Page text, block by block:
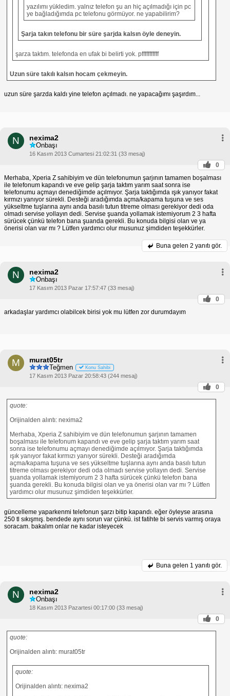
yazılımı yükledim. yalnız telefon şu an hiç açılmadığı için pc
ye bağladığımda pc telefonu görmüyor. ne yapabilirim?
Şarja takın telefonu bir süre şarjda kalsın öyle deneyin.
şarza taktım. telefonda en ufak bi belirti yok. pfffffffffff
Uzun süre takılı kalsın hocam çekmeyin.
uzun süre şarzda kaldı yine telefon açılmadı. ne yapacağımı şaşırdım...
N nexima2
Onbaşı
16 Kasım 2013 Cumartesi 21:02:31 (33 mesaj)
0
Merhaba, Xperia Z sahibiyim ve dün telefonumun şarjının tamamen boşalması
ile telefonum kapandı ve eve gelip şarja taktım yarım saat sonra ise
telefonumu açmayı denediğimde açılmıyor. Şarja taktığımda ışık yanıyor fakat
kırmızı yanıyor sürekli. Desteği aradığımda açma/kapama tuşuna ve ses
yükseltme tuşlarına aynı anda basılı tutun titreme olması gerekiyor dedi oda
olmadı servise yollayın dedi. Servise şuanda yollamak istemiyorum 2 3 hafta
sürücek çünkü telefon bana şuanda gerekli. Bu konuda bilgisi olan ve ya
önerisi olan var mı ? Lütfen yardımcı olur musunuz şimdiden teşekkürler.
Buna gelen 2 yanıtı gör.
N nexima2
Onbaşı
17 Kasım 2013 Pazar 17:57:47 (33 mesaj)
0
arkadaşlar yardımcı olabilcek birisi yok mu lütfen zor durumdayım
M murat05tr
Teğmen Konu Sahibi
17 Kasım 2013 Pazar 20:58:43 (244 mesaj)
0
quote:
Orijinalden alıntı: nexima2
Merhaba, Xperia Z sahibiyim ve dün telefonumun şarjının tamamen
boşalması ile telefonum kapandı ve eve gelip şarja taktım yarım saat
sonra ise telefonumu açmayı denediğimde açılmıyor. Şarja taktığımda
ışık yanıyor fakat kırmızı yanıyor sürekli. Desteği aradığımda
açma/kapama tuşuna ve ses yükseltme tuşlarına aynı anda basılı tutun
titreme olması gerekiyor dedi oda olmadı servise yollayın dedi. Servise
şuanda yollamak istemiyorum 2 3 hafta sürücek çünkü telefon bana
şuanda gerekli. Bu konuda bilgisi olan ve ya önerisi olan var mı ? Lütfen
yardımcı olur musunuz şimdiden teşekkürler.
güncelleme yaparkenmi telefonun şarzı bitip kapandı. eğer öyleyse arasına
250 tl sıkışmış. bendede aynı sorun var çünkü. ist fatihte bi servis varmış oraya
soracam. bakalım onlar ne kadar isteyecek
Buna gelen 1 yanıtı gör.
N nexima2
Onbaşı
18 Kasım 2013 Pazartesi 00:17:00 (33 mesaj)
0
quote:
Orijinalden alıntı: murat05tr
quote:
Orijinalden alıntı: nexima2